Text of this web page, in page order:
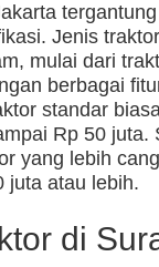
Jenis
mulai dari
berbagai
standar
Rp 50 juta.
yang lebih
juta atau lebih.
di